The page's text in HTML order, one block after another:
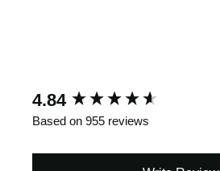
4.84
Based on 955 reviews
New content loaded